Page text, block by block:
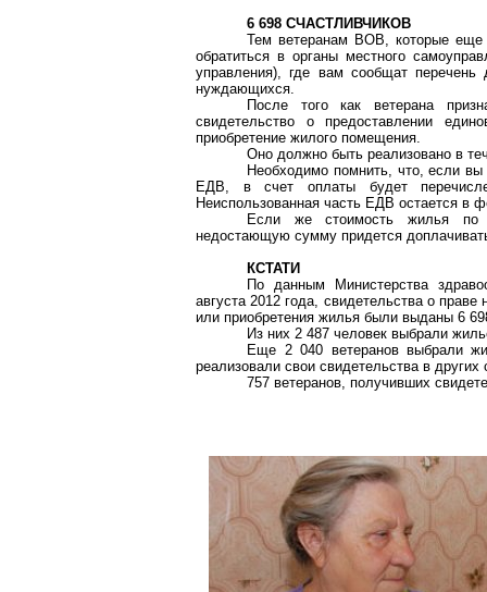
6 698 СЧАСТЛИВЧИКОВ
Тем ветеранам ВОВ, которые еще
обратиться в органы местного
управления), где вам сообщат перечень
нуждающихся.
После того как ветерана
свидетельство о предоставлении
приобретение жилого помещения.
Оно должно быть реализовано в
Необходимо помнить, что, если
ЕДВ, в счет оплаты будет
Неиспользованная часть ЕДВ остается в
Если же стоимость жилья по
недостающую сумму придется
КСТАТИ
По данным Министерства
августа 2012 года, свидетельства о
или приобретения жилья были выданы 6
Из них 2 487 человек выбрали
Еще 2 040 ветеранов выбрали
реализовали свои свидетельства в
757 ветеранов, получивших